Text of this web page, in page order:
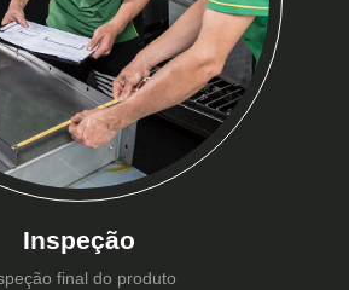
Inspeção
final do produto